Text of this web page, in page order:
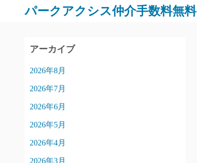
パークアクシス仲介手数料無料
アーカイブ
2026年8月
2026年7月
2026年6月
2026年5月
2026年4月
2026年3月